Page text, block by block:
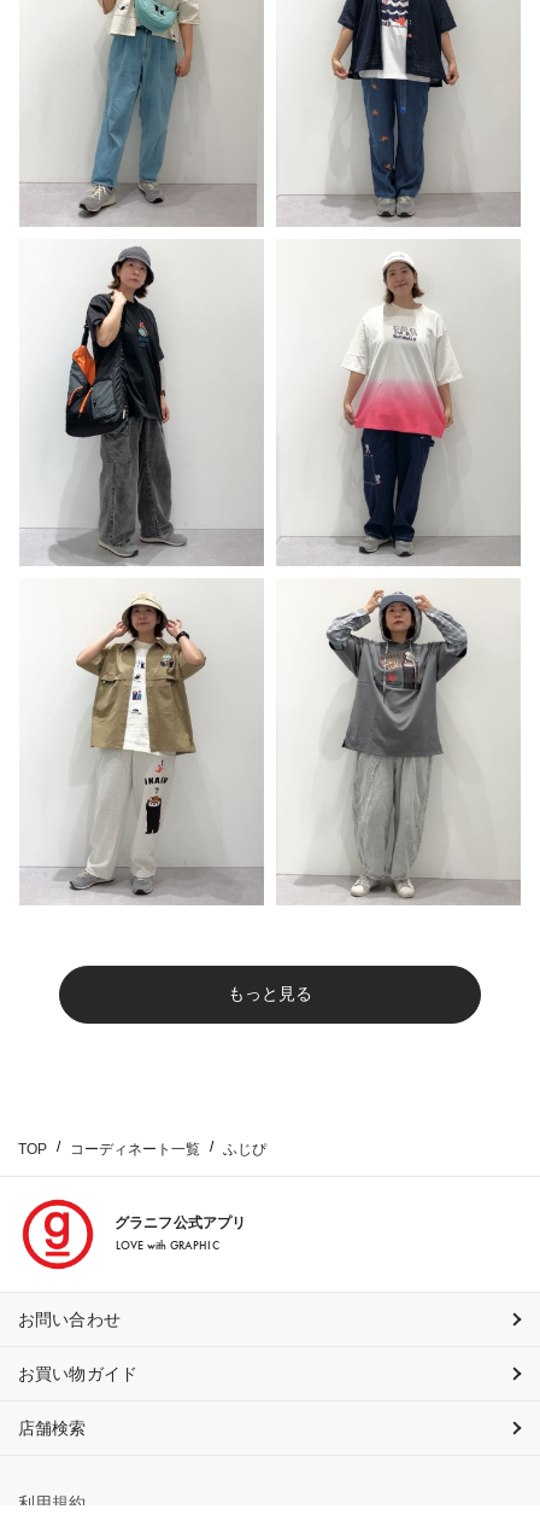
もっと見る
TOP コーディネート一覧 ふじぴ
グラニフ公式アプリ
LOVE with GRAPHIC
お問い合わせ
お買い物ガイド
店舗検索
利用規約